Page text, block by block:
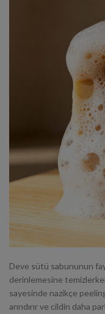
Deve sütü sabununun
derinlemesine
sayesinde nazikçe
arındırır ve cildin daha